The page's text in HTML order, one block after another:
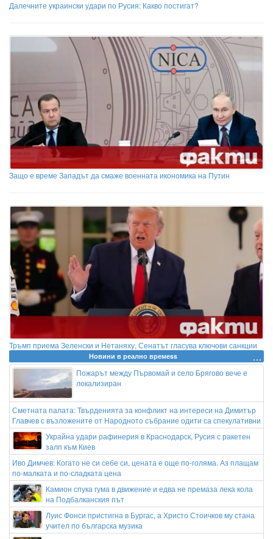
Далечните украински удари по Русия: Какво постигат?
Защо е време Западът да смаже военната икономика на Путин
Тръмп приема Зеленски и Нетаняху, Сенатът гласува ключови санкции
Новини в реално времеss
Пожарът между Първомай и село Брягово вече е
локализиран
Сметната палата: Твърденията за конфликт на интереси на Димитър
Главчев с възложените от Народното събрание одити са спекулативни
Украйна удари рафинерия в Краснодарск, Русия с ракетен
залп към Киев
Иво Димчев: Когато не си себе си, цената е още по-голяма. Аз плащам
по-малката и по-сладката цена
Камион спука гума в движение и едва не премаза лека кола
на Подбалканския път
Луис Фонси пристигна в Бургас, а Христо Стоичков му стана
учител по българска музика